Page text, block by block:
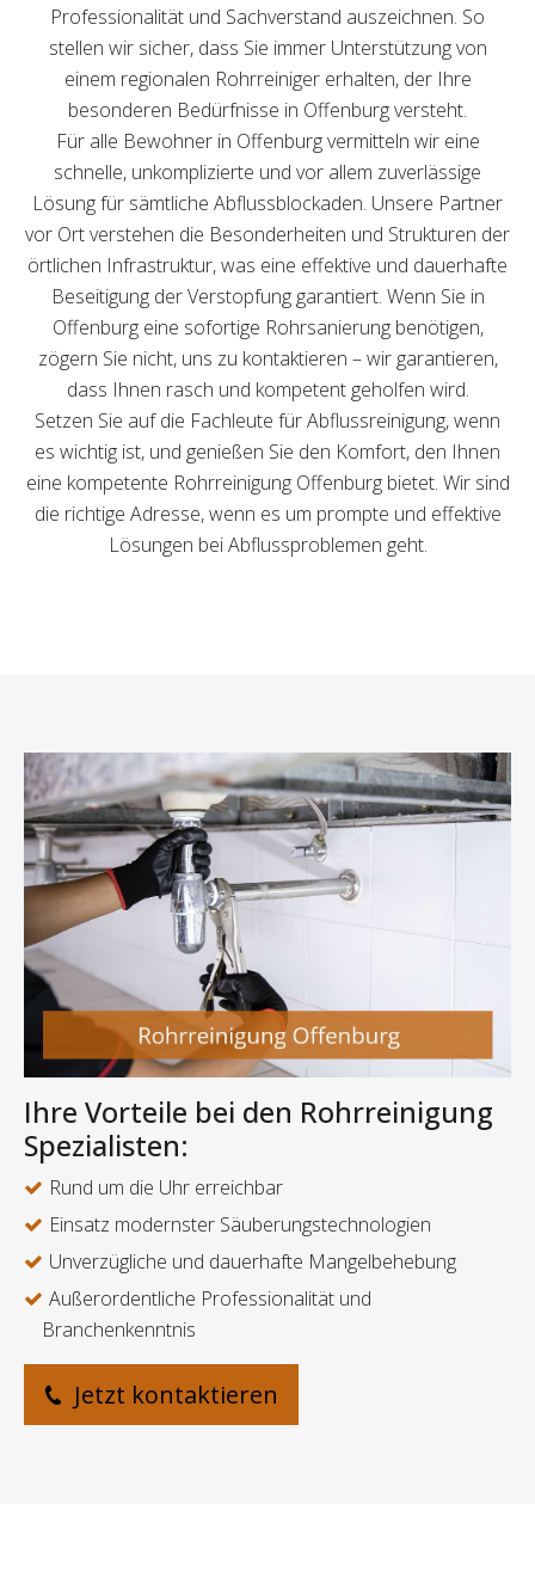
Professionalität und Sachverstand auszeichnen. So
stellen wir sicher, dass Sie immer Unterstützung von
einem regionalen Rohrreiniger erhalten, der Ihre
besonderen Bedürfnisse in Offenburg versteht.
Für alle Bewohner in Offenburg vermitteln wir eine
schnelle, unkomplizierte und vor allem zuverlässige
Lösung für sämtliche Abflussblockaden. Unsere Partner
vor Ort verstehen die Besonderheiten und Strukturen der
örtlichen Infrastruktur, was eine effektive und dauerhafte
Beseitigung der Verstopfung garantiert. Wenn Sie in
Offenburg eine sofortige Rohrsanierung benötigen,
zögern Sie nicht, uns zu kontaktieren – wir garantieren,
dass Ihnen rasch und kompetent geholfen wird.
Setzen Sie auf die Fachleute für Abflussreinigung, wenn
es wichtig ist, und genießen Sie den Komfort, den Ihnen
eine kompetente Rohrreinigung Offenburg bietet. Wir sind
die richtige Adresse, wenn es um prompte und effektive
Lösungen bei Abflussproblemen geht.
Ihre Vorteile bei den Rohrreinigung
Spezialisten:
Rund um die Uhr erreichbar
Einsatz modernster Säuberungstechnologien
Unverzügliche und dauerhafte Mangelbehebung
Außerordentliche Professionalität und
Branchenkenntnis
Jetzt kontaktieren